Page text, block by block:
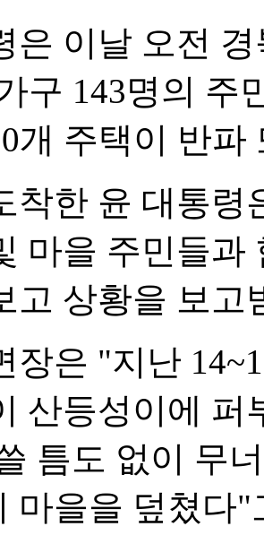
은 이날 오전
구 143명의 주
개 주택이 반
착한 윤 대통령
마을 주민들과
고 상황을 보고
장은 "지난
산등성이에 퍼
틈도 없이 무
마을을 덮쳤다